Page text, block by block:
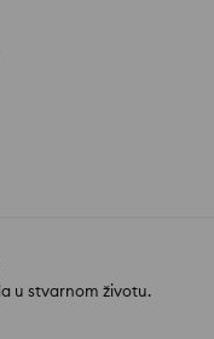
u stvarnom životu.